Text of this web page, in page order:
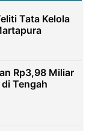
Tata Kelola
Rp3,98 Miliar
Tengah